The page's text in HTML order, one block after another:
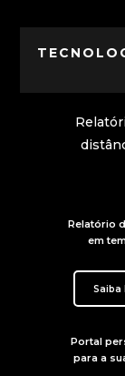
Relatório
em
Saiba
Portal
para a